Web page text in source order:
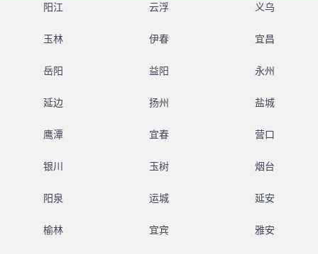
阳江 云浮 义乌
玉林 伊春 宜昌
岳阳 益阳 永州
延边 扬州 盐城
鹰潭 宜春 营口
银川 玉树 烟台
阳泉 运城 延安
榆林 宜宾 雅安